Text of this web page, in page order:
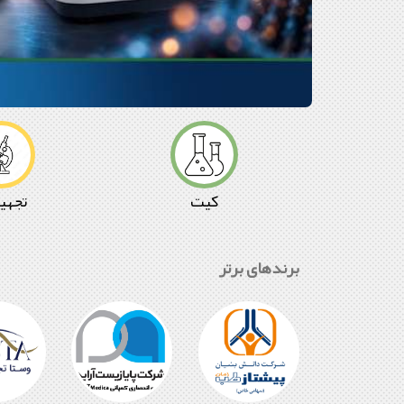
آزمون
.
ویداستجهیزات
وسایل
لوازم
.
آزمایشگاه
تجهیزات
وسایل
.
کیت
فروش
دست
دوم
.
آزمایشگاه
یاب
.
بازار
تخفیفان
شرکت
پارس
کیت
برندهای برتر